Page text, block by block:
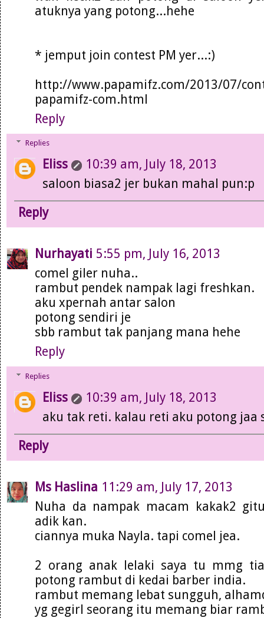
atuknya yang potong...hehe
* jemput join contest PM yer...:)
http://www.papamifz.com/2013/07/
papamifz-com.html
Reply
Replies
Eliss
10:39 am, July 18, 2013
saloon biasa2 jer bukan mahal pun:p
Reply
Nurhayati 5:55 pm, July 16, 2013
comel giler nuha..
rambut pendek nampak lagi freshkan.
aku xpernah antar salon
potong sendiri je
sbb rambut tak panjang mana hehe
Reply
Replies
Eliss
10:39 am, July 18, 2013
aku tak reti. kalau reti aku potong jaa
Reply
Ms Haslina 11:29 am, July 17, 2013
Nuha da nampak macam kakak2
adik kan.
ciannya muka Nayla. tapi comel jea.
2 orang anak lelaki saya tu mmg
potong rambut di kedai barber india.
rambut memang lebat sungguh,
yg gegirl seorang itu memang biar